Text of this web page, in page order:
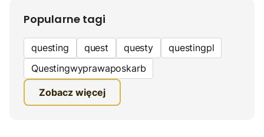
Popularne tagi
questing quest questy
questingpl
Questingwyprawaposkarb
edukacyjna gra terenowa
fundacja questingu
Zobacz więcej